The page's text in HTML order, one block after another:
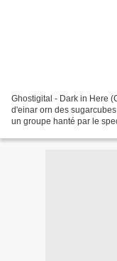
Ghostigital - Dark in Here
d'einar orn des
un groupe hanté par le